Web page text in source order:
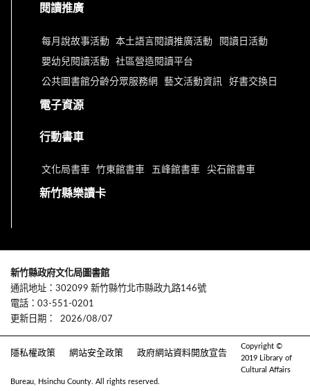
閱讀推廣
每月說故事活動 本土語言閱讀推廣活動 閱讀日活動
嬰幼兒閱讀活動 社區營造閱讀平台
公共圖書館分齡分眾服務網 藝文活動資訊 好書交換日
電子資源
行動書車
文化局書車 竹東館書車 五峰館書車 尖石館書車
新竹縣樂讀卡
新竹縣政府文化局圖書館
通訊地址：302099 新竹縣竹北市縣政九路146號
電話：03-551-0201
更新日期：
2026/08/07
隱私權政策 網站安全政策 政府網站資料開放宣告
Copyright ©
2019 Library of
Cultural Affairs
Bureau, Hsinchu County. All rights reserved.